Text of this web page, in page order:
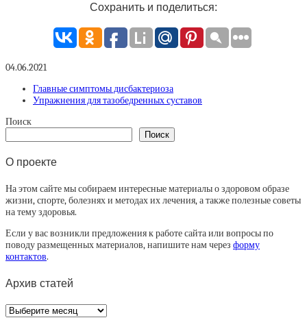
Сохранить и поделиться:
04.06.2021
Главные симптомы дисбактериоза
Упражнения для тазобедренных суставов
Поиск
Поиск
О проекте
На этом сайте мы собираем интересные материалы о здоровом образе
жизни, спорте, болезнях и методах их лечения, а также полезные советы
на тему здоровья.
Если у вас возникли предложения к работе сайта или вопросы по
поводу размещенных материалов, напишите нам через форму
контактов.
Архив статей
Архив